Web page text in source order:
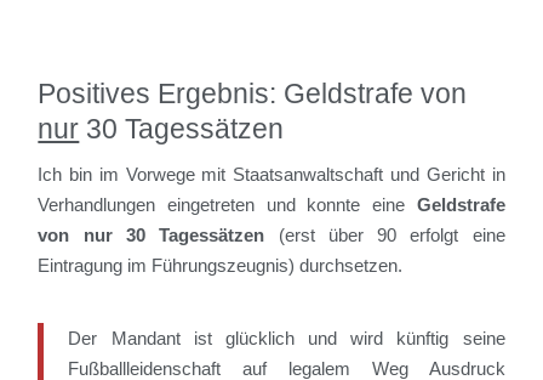
Positives Ergebnis: Geldstrafe von
nur 30 Tagessätzen
Ich bin im Vorwege mit Staatsanwaltschaft und Gericht in
Verhandlungen eingetreten und konnte eine Geldstrafe
von nur 30 Tagessätzen (erst über 90 erfolgt eine
Eintragung im Führungszeugnis) durchsetzen.
Der Mandant ist glücklich und wird künftig seine
Fußballleidenschaft auf legalem Weg Ausdruck